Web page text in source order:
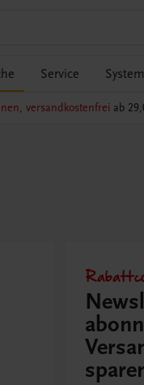
Service
versandkostenfrei ab